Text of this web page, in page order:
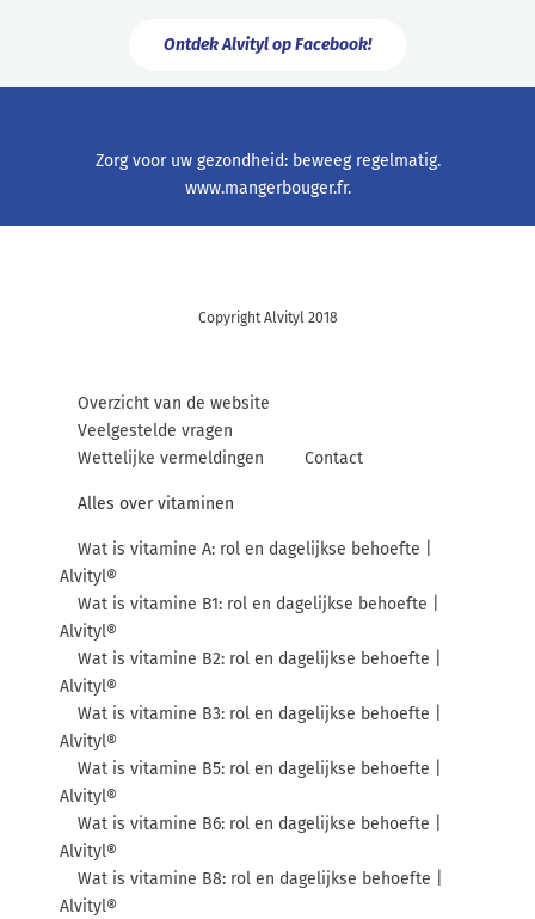
Ontdek Alvityl op Facebook!
Zorg voor uw gezondheid: beweeg regelmatig.
www.mangerbouger.fr.
Copyright Alvityl 2018
Overzicht van de website
Veelgestelde vragen
Wettelijke vermeldingen
Contact
Alles over vitaminen
Wat is vitamine A: rol en dagelijkse behoefte |
Alvityl®
Wat is vitamine B1: rol en dagelijkse behoefte |
Alvityl®
Wat is vitamine B2: rol en dagelijkse behoefte |
Alvityl®
Wat is vitamine B3: rol en dagelijkse behoefte |
Alvityl®
Wat is vitamine B5: rol en dagelijkse behoefte |
Alvityl®
Wat is vitamine B6: rol en dagelijkse behoefte |
Alvityl®
Wat is vitamine B8: rol en dagelijkse behoefte |
Alvityl®